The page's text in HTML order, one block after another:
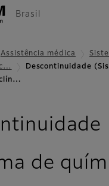
Brasil
Assistência médica
Descontinuidade
de